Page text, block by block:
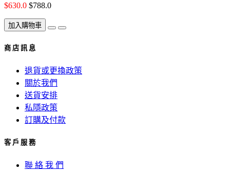
$630.0 $788.0
加入購物車
商 店 訊 息
退貨或更換政策
關於我們
送貨安排
私隱政策
訂購及付款
客 戶 服 務
聯 絡 我 們